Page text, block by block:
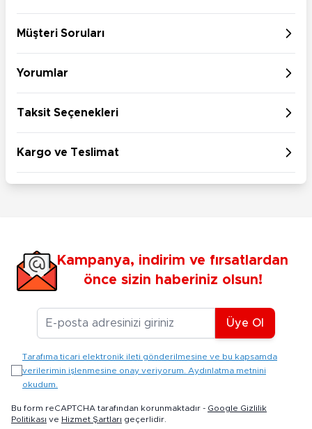
Müşteri Soruları
Yorumlar
Taksit Seçenekleri
Kargo ve Teslimat
Kampanya, indirim ve fırsatlardan
önce sizin haberiniz olsun!
E-posta Adresiniz
Üye Ol
Tarafıma ticari elektronik ileti gönderilmesine ve bu kapsamda
verilerimin işlenmesine onay veriyorum. Aydınlatma metnini
okudum.
Bu form reCAPTCHA tarafından korunmaktadır - Google Gizlilik
Politikası ve Hizmet Şartları geçerlidir.